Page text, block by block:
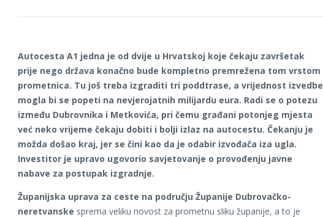
Autocesta A1 jedna je od dvije u Hrvatskoj koje čekaju završetak
prije nego država konačno bude kompletno premrežena tom vrstom
prometnica. Tu još treba izgraditi tri poddtrase, a vrijednost izvedbe
mogla bi se popeti na nevjerojatnih milijardu eura. Radi se o potezu
između Dubrovnika i Metkovića, pri čemu građani potonjeg mjesta
već neko vrijeme čekaju dobiti i bolji izlaz na autocestu. Čekanju je
možda došao kraj, jer se čini kao da je odabir izvođača iza ugla.
Investitor je upravo ugovorio savjetovanje o provođenju javne
nabave za postupak izgradnje.
Županijska uprava za ceste na području Županije Dubrovačko-
neretvanske sprema veliku novost za prometnu sliku županije, a to je